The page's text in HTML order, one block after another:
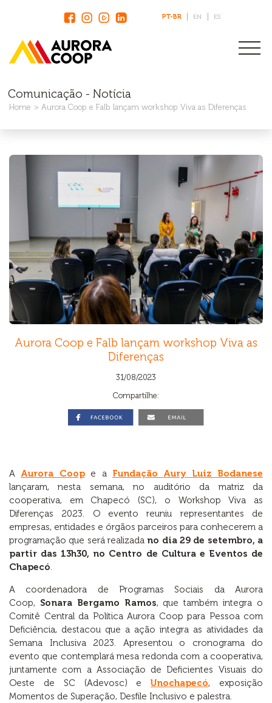
PT-BR EN ES
Comunicação - Notícia
Home Aurora Coop e Falb lançam workshop Viva as Diferenças
Aurora Coop e Falb lançam workshop Viva as
Diferenças
31/08/2023
Compartilhe:
A Aurora Coope a Fundação Aury Luiz Bodanese
lançaram, nesta semana, no auditório da matriz da
cooperativa, em Chapecó (SC), o Workshop Viva as
Diferenças 2023. O evento reuniu representantes de
empresas, entidades e órgãos parceiros para conhecerem a
programação que será realizada no dia 29 de setembro, a
partir das 13h30, no Centro de Cultura e Eventos de
Chapecó.
A coordenadora de Programas Sociais da Aurora
Coop, Sonara Bergamo Ramos, que também integra o
Comitê Central da Política Aurora Coop para Pessoa com
Deficiência, destacou que a ação integra as atividades da
Semana Inclusiva 2023. Apresentou o cronograma do
evento que contemplará mesa redonda com a cooperativa,
juntamente com a Associação de Deficientes Visuais do
Oeste de SC (Adevosc) eUnochapecó, exposição
Momentos de Superação, Desfile Inclusivo e palestra.